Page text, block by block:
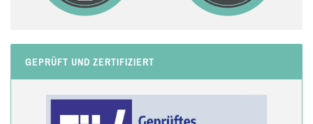
GEPRÜFT UND ZERTIFIZIERT